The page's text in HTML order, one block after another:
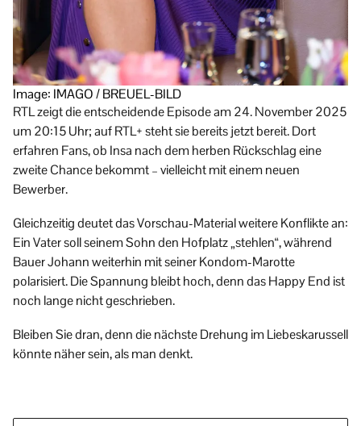
Image: IMAGO / BREUEL-BILD
RTL zeigt die entscheidende Episode am 24. November 2025
um 20:15 Uhr; auf RTL+ steht sie bereits jetzt bereit. Dort
erfahren Fans, ob Insa nach dem herben Rückschlag eine
zweite Chance bekommt – vielleicht mit einem neuen
Bewerber.
Gleichzeitig deutet das Vorschau-Material weitere Konflikte an:
Ein Vater soll seinem Sohn den Hofplatz „stehlen“, während
Bauer Johann weiterhin mit seiner Kondom-Marotte
polarisiert. Die Spannung bleibt hoch, denn das Happy End ist
noch lange nicht geschrieben.
Bleiben Sie dran, denn die nächste Drehung im Liebeskarussell
könnte näher sein, als man denkt.